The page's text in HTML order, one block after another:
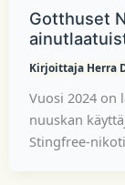
Gotthuset
Kirjoittaja Herra
Vuosi 2024 on
nuuskan
Stingfree-